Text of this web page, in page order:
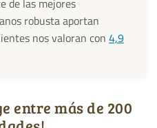
robusta aportan
nos valoran con 4,9
entre más de 200